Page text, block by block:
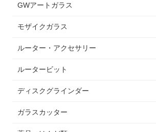
GWアートガラス
モザイクガラス
ルーター・アクセサリー
ルータービット
ディスクグラインダー
ガラスカッター